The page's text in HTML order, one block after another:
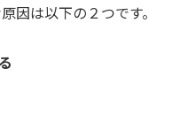
因は以下の２つです。